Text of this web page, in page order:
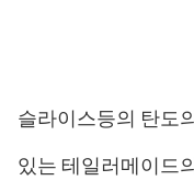
슬라이스등의 탄도
있는 테일러메이드